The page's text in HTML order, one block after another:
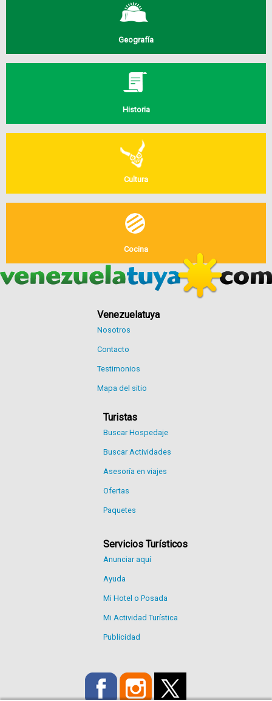
Geografía
Historia
Cultura
Cocina
Venezuelatuya
Nosotros
Contacto
Testimonios
Mapa del sitio
Turistas
Buscar Hospedaje
Buscar Actividades
Asesoría en viajes
Ofertas
Paquetes
Servicios Turísticos
Anunciar aquí
Ayuda
Mi Hotel o Posada
Mi Actividad Turística
Publicidad